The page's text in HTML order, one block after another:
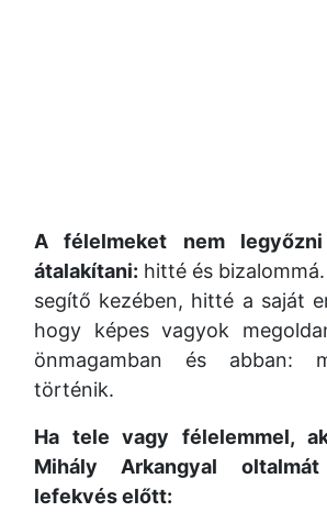
A félelmeket nem
átalakítani: hitté és
segítő kezében, hitté a saját
hogy képes vagyok
önmagamban és abban:
történik.
Ha tele vagy félelemmel,
Mihály Arkangyal
lefekvés előtt: